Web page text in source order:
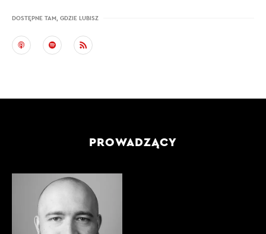
DOSTĘPNE TAM, GDZIE LUBISZ
PROWADZĄCY